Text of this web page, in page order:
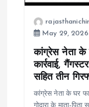
n
May 29, 2026
कांग्रेस नेता के
कार्रवाई,
सहित तीन
कांग्रेस नेता के घर